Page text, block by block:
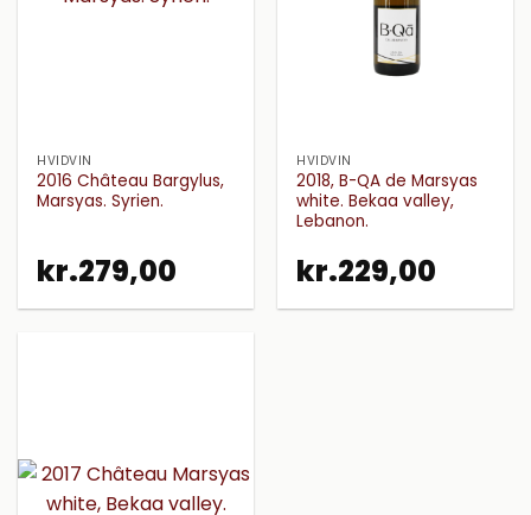
HVIDVIN
2016 Château Bargylus,
Marsyas. Syrien.
kr.279,00
HVIDVIN
2018, B-QA de Marsyas
white. Bekaa valley,
Lebanon.
kr.229,00